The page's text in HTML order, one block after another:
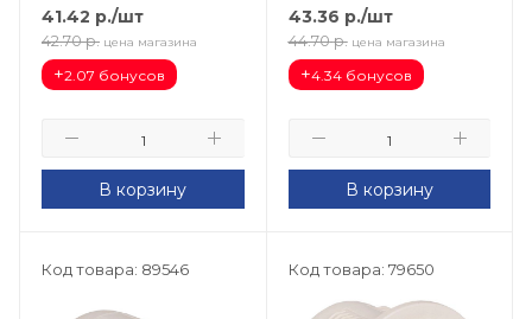
41.42 р./шт
42.70 р. цена магазина
+2.07 бонусов
В корзину
43.36 р./шт
44.70 р. цена магазина
+4.34 бонусов
В корзину
Код товара: 89546 Код товара: 79650